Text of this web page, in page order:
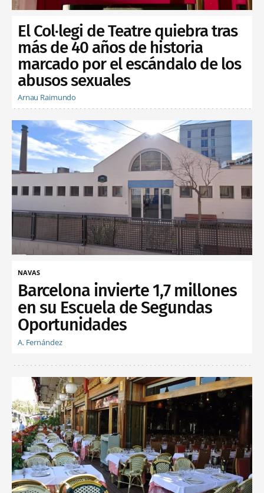
El Col·legi de Teatre quiebra tras
más de 40 años de historia
marcado por el escándalo de los
abusos sexuales
Arnau Raimundo
NAVAS
Barcelona invierte 1,7 millones
en su Escuela de Segundas
Oportunidades
A. Fernández